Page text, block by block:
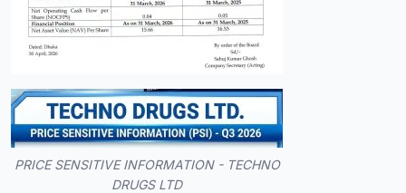
PRICE SENSITIVE INFORMATION - TECHNO
DRUGS LTD